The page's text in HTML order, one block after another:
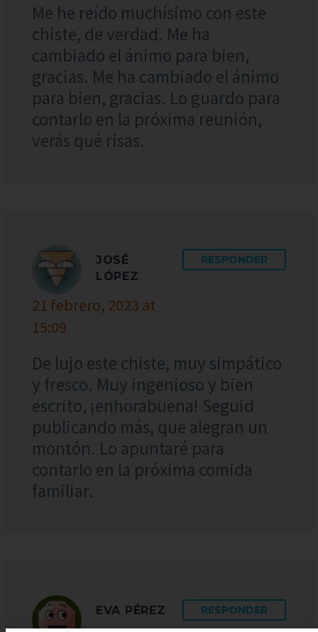
Me he reído muchísimo con este
chiste, de verdad. Me ha
cambiado el ánimo para bien,
gracias. Me ha cambiado el ánimo
para bien, gracias. Lo guardo para
contarlo en la próxima reunión,
verás qué risas.
JOSÉ
LÓPEZ
21 febrero, 2023 at
15:09
RESPONDER
De lujo este chiste, muy simpático
y fresco. Muy ingenioso y bien
escrito, ¡enhorabuena! Seguid
publicando más, que alegran un
montón. Lo apuntaré para
contarlo en la próxima comida
familiar.
EVA PÉREZ RESPONDER